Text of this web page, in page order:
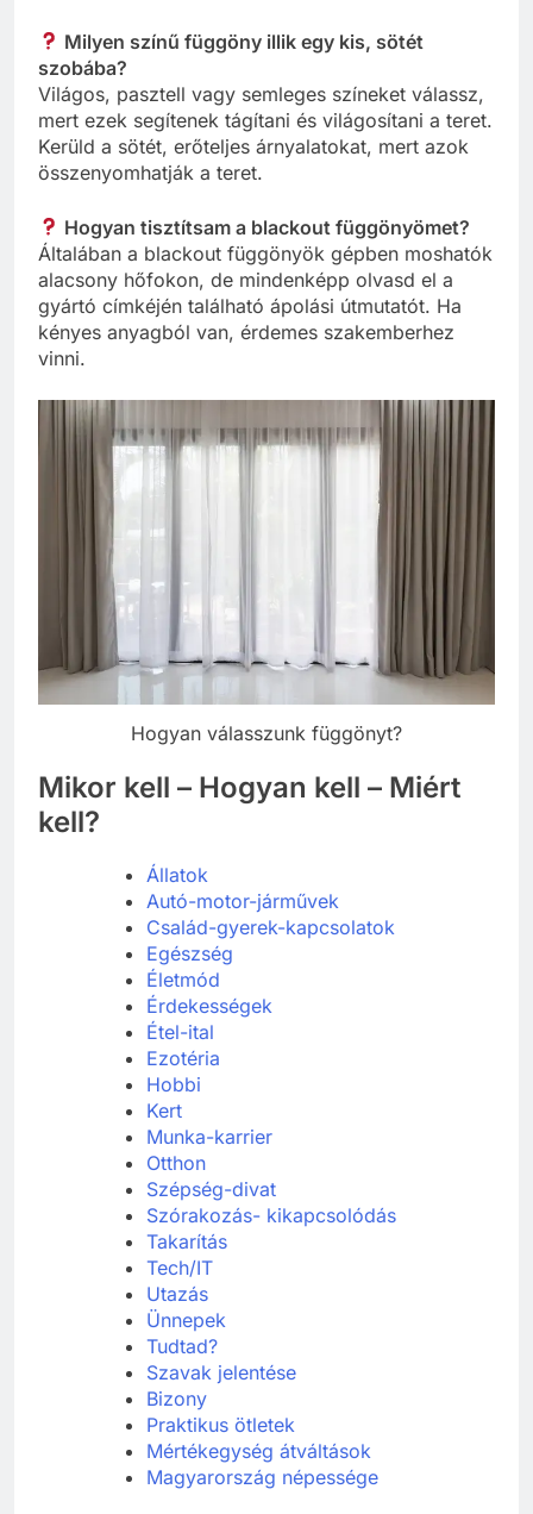
Milyen színű függöny illik egy kis, sötét
szobába?
Világos, pasztell vagy semleges színeket válassz,
mert ezek segítenek tágítani és világosítani a teret.
Kerüld a sötét, erőteljes árnyalatokat, mert azok
összenyomhatják a teret.
Hogyan tisztítsam a blackout függönyömet?
Általában a blackout függönyök gépben moshatók
alacsony hőfokon, de mindenképp olvasd el a
gyártó címkéjén található ápolási útmutatót. Ha
kényes anyagból van, érdemes szakemberhez
vinni.
Hogyan válasszunk függönyt?
Mikor kell – Hogyan kell – Miért
kell?
Állatok
Autó-motor-járművek
Család-gyerek-kapcsolatok
Egészség
Életmód
Érdekességek
Étel-ital
Ezotéria
Hobbi
Kert
Munka-karrier
Otthon
Szépség-divat
Szórakozás- kikapcsolódás
Takarítás
Tech/IT
Utazás
Ünnepek
Tudtad?
Szavak jelentése
Bizony
Praktikus ötletek
Mértékegység átváltások
Magyarország népessége